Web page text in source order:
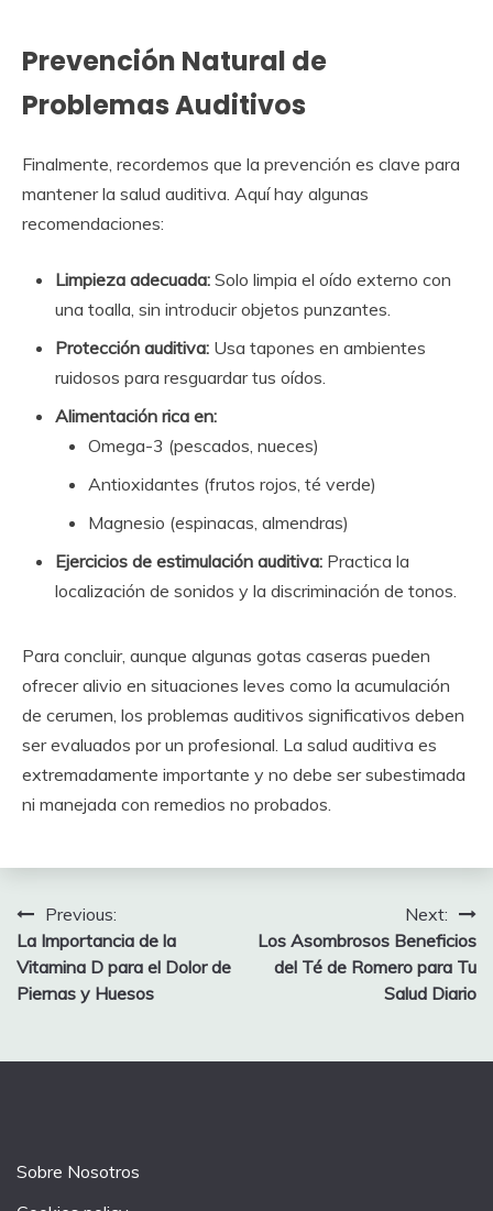
Prevención Natural de
Problemas Auditivos
Finalmente, recordemos que la prevención es clave para
mantener la salud auditiva. Aquí hay algunas
recomendaciones:
Limpieza adecuada: Solo limpia el oído externo con
una toalla, sin introducir objetos punzantes.
Protección auditiva: Usa tapones en ambientes
ruidosos para resguardar tus oídos.
Alimentación rica en:
Omega-3 (pescados, nueces)
Antioxidantes (frutos rojos, té verde)
Magnesio (espinacas, almendras)
Ejercicios de estimulación auditiva: Practica la
localización de sonidos y la discriminación de tonos.
Para concluir, aunque algunas gotas caseras pueden
ofrecer alivio en situaciones leves como la acumulación
de cerumen, los problemas auditivos significativos deben
ser evaluados por un profesional. La salud auditiva es
extremadamente importante y no debe ser subestimada
ni manejada con remedios no probados.
Post
navigation
Previous:
La Importancia de la
Vitamina D para el Dolor de
Piernas y Huesos
Next:
Los Asombrosos Beneficios
del Té de Romero para Tu
Salud Diario
Sobre Nosotros